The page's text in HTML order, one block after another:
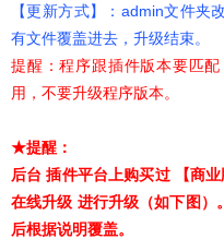
【更新方式】：admin文件夹
有文件覆盖进去，升级结束。
提醒：程序跟插件版本要匹
用，不要升级程序版本。
★提醒：
后台 插件平台上购买过 【商
在线升级 进行升级（如下图）
后根据说明覆盖。